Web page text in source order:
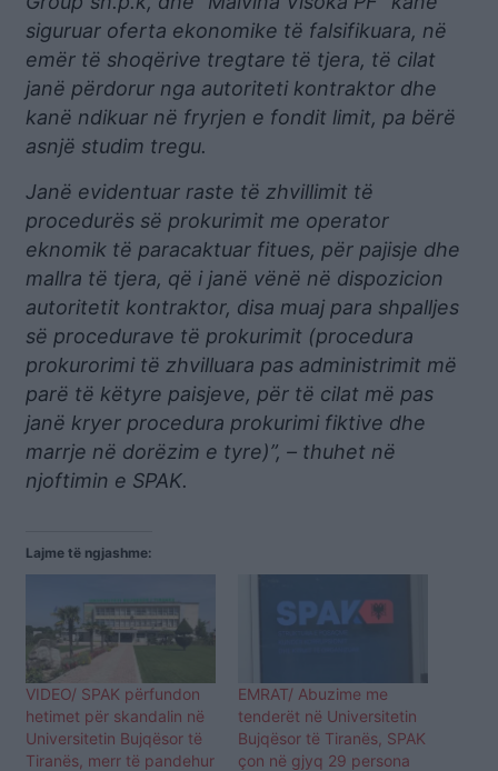
siguruar oferta ekonomike të falsifikuara, në
emër të shoqërive tregtare të tjera, të cilat
janë përdorur nga autoriteti kontraktor dhe
kanë ndikuar në fryrjen e fondit limit, pa bërë
asnjë studim tregu.
Janë evidentuar raste të zhvillimit të
procedurës së prokurimit me operator
eknomik të paracaktuar fitues, për pajisje dhe
mallra të tjera, që i janë vënë në dispozicion
autoritetit kontraktor, disa muaj para shpalljes
së procedurave të prokurimit (procedura
prokurorimi të zhvilluara pas administrimit më
parë të këtyre paisjeve, për të cilat më pas
janë kryer procedura prokurimi fiktive dhe
marrje në dorëzim e tyre)”, – thuhet në
njoftimin e SPAK.
Lajme të ngjashme:
VIDEO/ SPAK përfundon
hetimet për skandalin në
Universitetin Bujqësor të
Tiranës, merr të pandehur
EMRAT/ Abuzime me
tenderët në Universitetin
Bujqësor të Tiranës, SPAK
çon në gjyq 29 persona